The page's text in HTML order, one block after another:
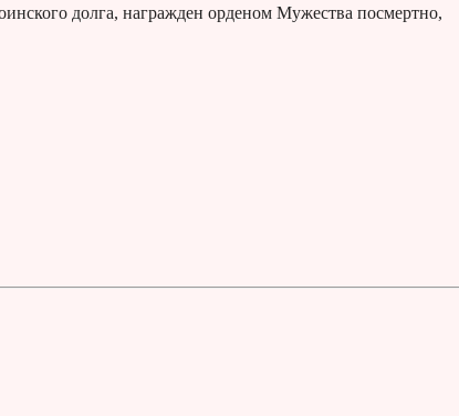
долга, награжден орденом Мужества посмертно,